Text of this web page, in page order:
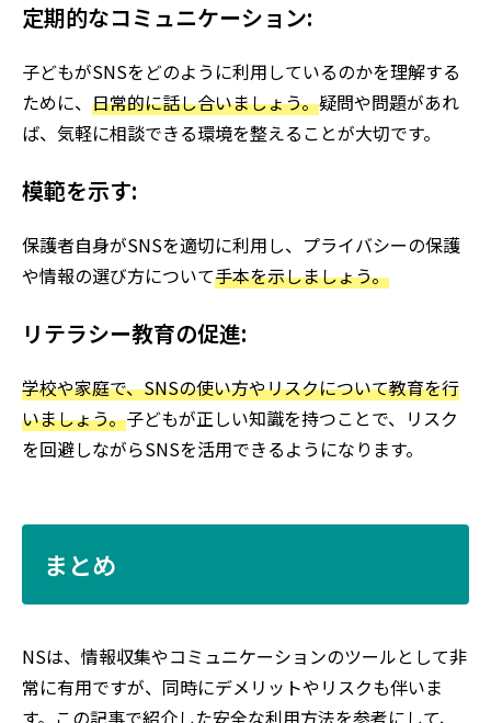
定期的なコミュニケーション:
子どもがSNSをどのように利用しているのかを理解する
ために、 日常的に話し合いましょう。疑問や問題があれ
ば、気軽に相談できる環境を整えることが大切です。
模範を示す:
保護者自身がSNSを適切に利用し、プライバシーの保護
や情報の選び方について手本を示しましょう。
リテラシー教育の促進:
学校や家庭で、SNSの使い方やリスクについて教育を行
いましょう。子どもが正しい知識を持つことで、リスク
を回避しながらSNSを活用できるようになります。
まとめ
NSは、情報収集やコミュニケーションのツールとして非
常に有用ですが、同時にデメリットやリスクも伴いま